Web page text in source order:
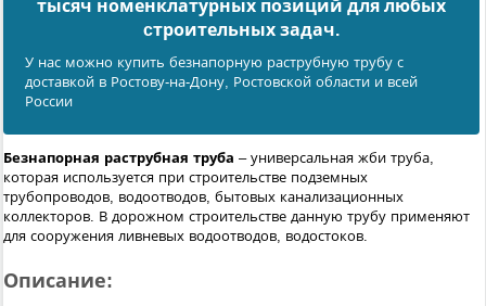
тысяч номенклатурных позиций для любых
cтроительных задач.
У нас можно купить безнапорную раструбную трубу с
доставкой в Ростову-на-Дону, Ростовской области и всей
России
Безнапорная раструбная труба – универсальная жби труба,
которая используется при строительстве подземных
трубопроводов, водоотводов, бытовых канализационных
коллекторов. В дорожном строительстве данную трубу применяют
для сооружения ливневых водоотводов, водостоков.
Описание: